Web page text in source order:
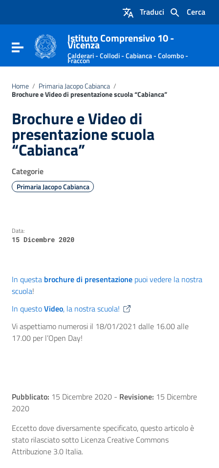
Vai al footer
Cerca
Traduci
Attiva / disattiva la navigazione
Istituto Comprensivo 10 -
Vicenza
Calderari - Collodi - Cabianca - Colombo -
Fraccon
Home / Primaria Jacopo Cabianca /
Brochure e Video di presentazione scuola “Cabianca”
Brochure e Video di
presentazione scuola
“Cabianca”
Categorie
Primaria Jacopo Cabianca
Data:
15 Dicembre 2020
In questa brochure di presentazione puoi vedere la nostra
scuola!
In questoVideo, la nostra scuola!
Vi aspettiamo numerosi il 18/01/2021 dalle 16.00 alle
17.00 per l’Open Day!
Pubblicato: 15 Dicembre 2020 - Revisione: 15 Dicembre
2020
Eccetto dove diversamente specificato, questo articolo è
stato rilasciato sotto Licenza Creative Commons
Attribuzione 3.0 Italia.